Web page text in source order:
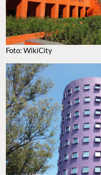
Foto: WikiCity